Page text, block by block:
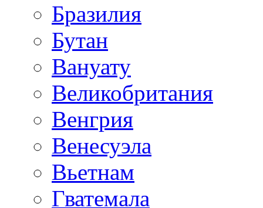
Бразилия
Бутан
Вануату
Великобритания
Венгрия
Венесуэла
Вьетнам
Гватемала